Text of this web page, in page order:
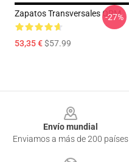
Zapatos Transversales OPM
53,35 €$57.99
-27%
Envío mundial
Enviamos a más de 200 países